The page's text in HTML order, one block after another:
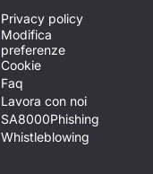
Privacy policy
Modifica
preferenze
Cookie
Faq
Lavora con noi
SA8000Phishing
Whistleblowing